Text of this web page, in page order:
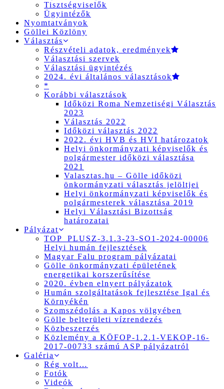
Tisztségviselők
Ügyintézők
Nyomtatványok
Göllei Közlöny
Választás
Részvételi adatok, eredmények
Választási szervek
Választási ügyintézés
2024. évi általános választások
*
Korábbi választások
Időközi Roma Nemzetiségi Választás
2023
Választás 2022
Időközi választás 2022
2022. évi HVB és HVI határozatok
Helyi önkormányzati képviselők és
polgármester időközi választása
2021
Valasztas.hu – Gölle időközi
önkormányzati választás jelöltjei
Helyi önkormányzati képviselők és
polgármesterek választása 2019
Helyi Választási Bizottság
határozatai
Pályázat
TOP_PLUSZ-3.1.3-23-SO1-2024-00006
Helyi humán fejlesztések
Magyar Falu program pályázatai
Gölle önkormányzati épületének
energetikai korszerűsítése
2020. évben elnyert pályázatok
Humán szolgáltatások fejlesztése Igal és
Környékén
Szomszédolás a Kapos völgyében
Gölle belterületi vízrendezés
Közbeszerzés
Közlemény a KÖFOP-1.2.1-VEKOP-16-
2017-00733 számú ASP pályázatról
Galéria
Rég volt…
Fotók
Videók